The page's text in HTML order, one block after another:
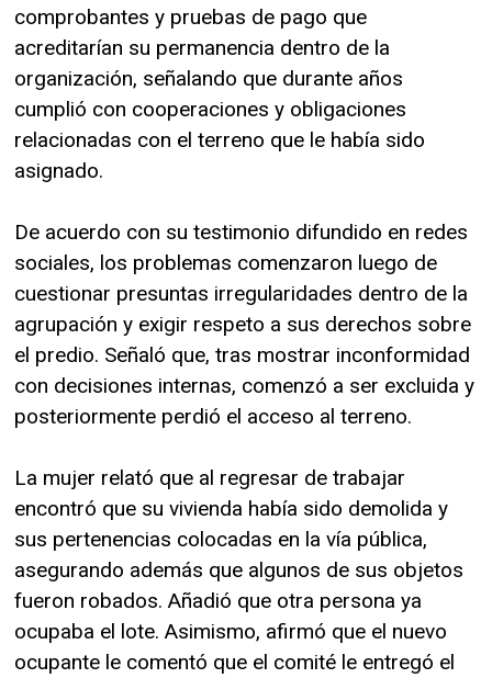
comprobantes y pruebas de pago que
acreditarían su permanencia dentro de la
organización, señalando que durante años
cumplió con cooperaciones y obligaciones
relacionadas con el terreno que le había sido
asignado.
De acuerdo con su testimonio difundido en redes
sociales, los problemas comenzaron luego de
cuestionar presuntas irregularidades dentro de la
agrupación y exigir respeto a sus derechos sobre
el predio. Señaló que, tras mostrar inconformidad
con decisiones internas, comenzó a ser excluida y
posteriormente perdió el acceso al terreno.
La mujer relató que al regresar de trabajar
encontró que su vivienda había sido demolida y
sus pertenencias colocadas en la vía pública,
asegurando además que algunos de sus objetos
fueron robados. Añadió que otra persona ya
ocupaba el lote. Asimismo, afirmó que el nuevo
ocupante le comentó que el comité le entregó el